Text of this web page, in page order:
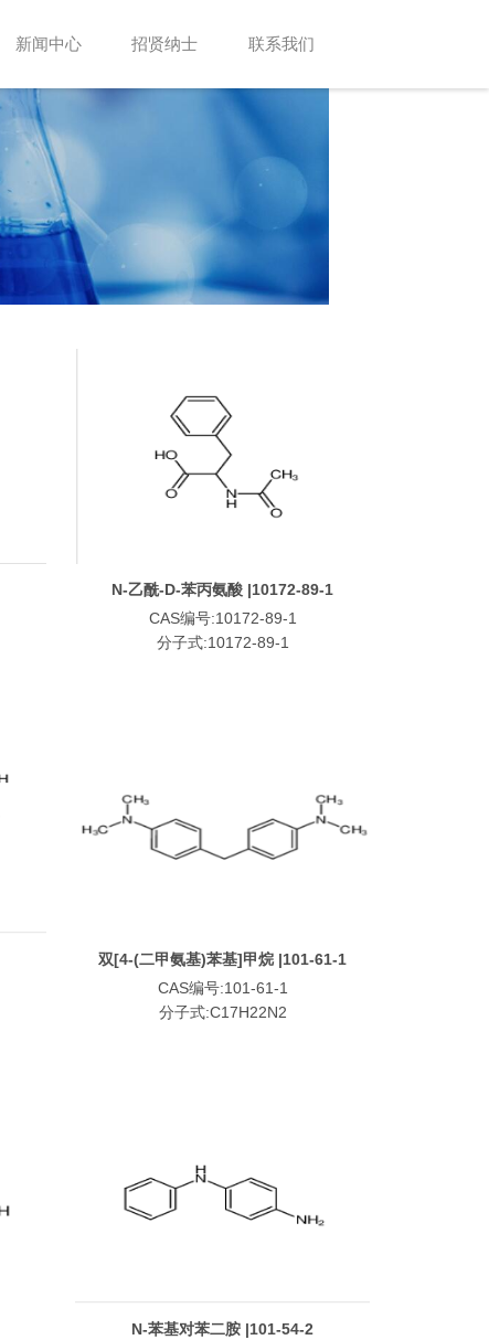
新闻中心 招贤纳士 联系我们
N-乙酰-D-苯丙氨酸 |10172-89-1
CAS编号:10172-89-1
分子式:10172-89-1
双[4-(二甲氨基)苯基]甲烷 |101-61-1
CAS编号:101-61-1
分子式:C17H22N2
N-苯基对苯二胺 |101-54-2